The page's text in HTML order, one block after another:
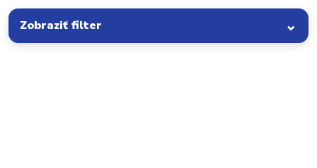
Zobraziť filter